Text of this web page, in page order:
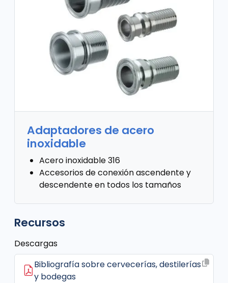
Adaptadores de acero
inoxidable
Acero inoxidable 316
Accesorios de conexión ascendente y
descendente en todos los tamaños
Recursos
Descargas
Bibliografía sobre cervecerías, destilerías
y bodegas